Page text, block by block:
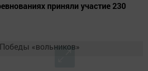
приняли участие 230